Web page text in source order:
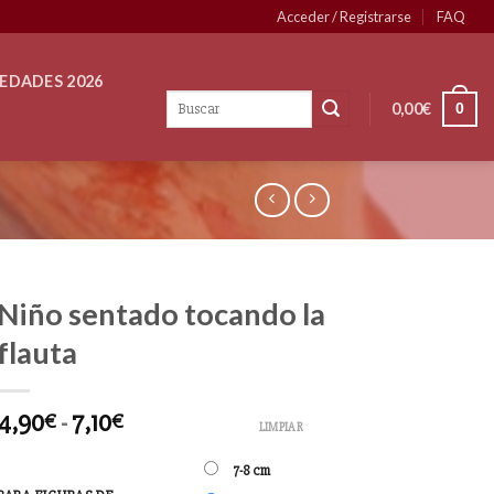
Acceder / Registrarse FAQ
2026
0,00€ 0
Niño sentado tocando la
€ -7,10€
7-8 cm
LIMPIAR